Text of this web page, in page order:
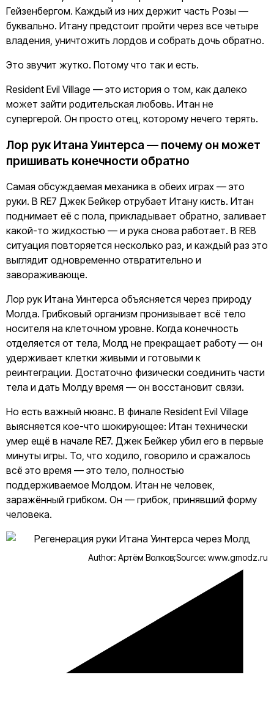
Гейзенбергом. Каждый из них держит часть Розы —
буквально. Итану предстоит пройти через все четыре
владения, уничтожить лордов и собрать дочь обратно.
Это звучит жутко. Потому что так и есть.
Resident Evil Village — это история о том, как далеко
может зайти родительская любовь. Итан не
супергерой. Он просто отец, которому нечего терять.
Лор рук Итана Уинтерса — почему он может
пришивать конечности обратно
Самая обсуждаемая механика в обеих играх — это
руки. В RE7 Джек Бейкер отрубает Итану кисть. Итан
поднимает её с пола, прикладывает обратно, заливает
какой-то жидкостью — и рука снова работает. В RE8
ситуация повторяется несколько раз, и каждый раз это
выглядит одновременно отвратительно и
завораживающе.
Лор рук Итана Уинтерса объясняется через природу
Молда. Грибковый организм пронизывает всё тело
носителя на клеточном уровне. Когда конечность
отделяется от тела, Молд не прекращает работу — он
удерживает клетки живыми и готовыми к
реинтеграции. Достаточно физически соединить части
тела и дать Молду время — он восстановит связи.
Но есть важный нюанс. В финале Resident Evil Village
выясняется кое-что шокирующее: Итан технически
умер ещё в начале RE7. Джек Бейкер убил его в первые
минуты игры. То, что ходило, говорило и сражалось
всё это время — это тело, полностью
поддерживаемое Молдом. Итан не человек,
заражённый грибком. Он — грибок, принявший форму
человека.
Author: Артём Волков;Source: www.gmodz.ru